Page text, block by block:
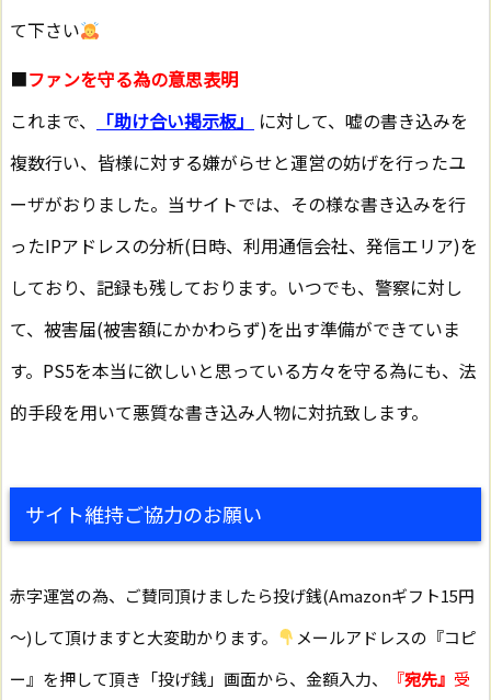
て下さい
■ファンを守る為の意思表明
これまで、
「助け合い掲示板」
に対して、嘘の書き込みを
複数行い、皆様に対する嫌がらせと運営の妨げを行ったユ
ーザがおりました。当サイトでは、その様な書き込みを行
ったIPアドレスの分析(日時、利用通信会社、発信エリア)を
しており、記録も残しております。いつでも、警察に対し
て、被害届(被害額にかかわらず)を出す準備ができていま
す。PS5を本当に欲しいと思っている方々を守る為にも、法
的手段を用いて悪質な書き込み人物に対抗致します。
サイト維持ご協力のお願い
赤字運営の為、ご賛同頂けましたら投げ銭(Amazonギフト15円
～)して頂けますと大変助かります。
メールアドレスの『コピ
ー』を押して頂き「投げ銭」画面から、金額入力、
『宛先』 受